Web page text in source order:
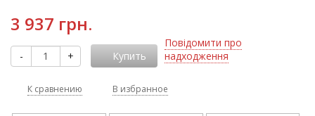
3 937 грн.
- + Купить
Повідомити про
надходження
К сравнению В избранное